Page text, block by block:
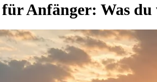
Anfänger: Was du